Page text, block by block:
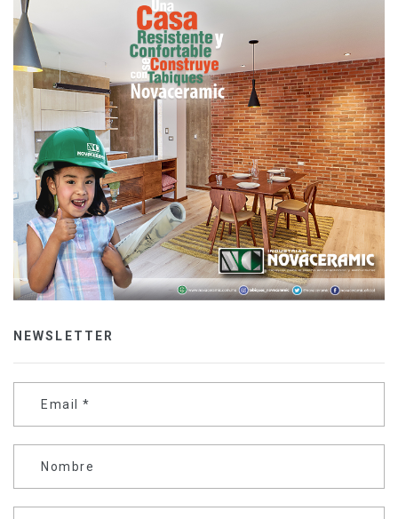
NEWSLETTER
Email *
Nombre